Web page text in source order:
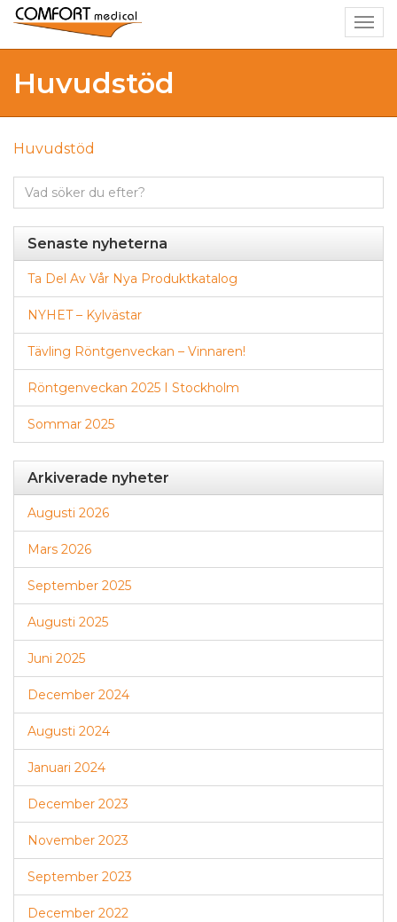
Huvudstöd
Huvudstöd
Sök
Senaste nyheterna
Ta Del Av Vår Nya Produktkatalog
NYHET – Kylvästar
Tävling Röntgenveckan – Vinnaren!
Röntgenveckan 2025 I Stockholm
Sommar 2025
Arkiverade nyheter
Augusti 2026
Mars 2026
September 2025
Augusti 2025
Juni 2025
December 2024
Augusti 2024
Januari 2024
December 2023
November 2023
September 2023
December 2022